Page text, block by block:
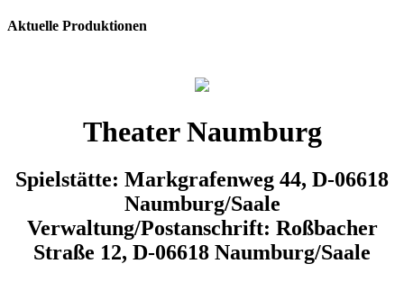
Aktuelle Produktionen
Theater Naumburg
Spielstätte: Markgrafenweg 44, D-06618
Naumburg/Saale
Verwaltung/Postanschrift: Roßbacher
Straße 12, D-06618 Naumburg/Saale